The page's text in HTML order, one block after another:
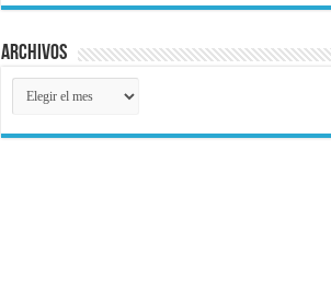
Archivos
Archivos